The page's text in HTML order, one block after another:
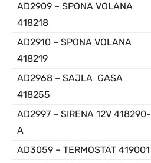
AD2909 – SPONA VOLANA
418218
AD2910 – SPONA VOLANA
418219
AD2968 – SAJLA GASA
418255
AD2997 – SIRENA 12V 418290-
A
AD3059 – TERMOSTAT 419001